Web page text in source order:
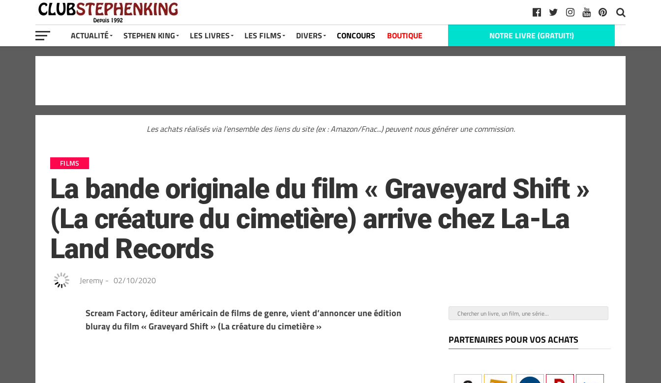
ACTUALITÉ STEPHEN KING LES LIVRES LES FILMS DIVERS CONCOURS BOUTIQUE NOTRE LIVRE (GRATUIT!)
Les achats réalisés via l'ensemble des liens du site (ex : Amazon/Fnac...) peuvent nous générer une commission.
FILMS
La bande originale du film « Graveyard Shift »
(La créature du cimetière) arrive chez La-La
Land Records
Jeremy - 02/10/2020
Scream Factory, éditeur américain de films de genre, vient d’annoncer une édition
bluray du film « Graveyard Shift » (La créature du cimetière »
PARTENAIRES POUR VOS ACHATS